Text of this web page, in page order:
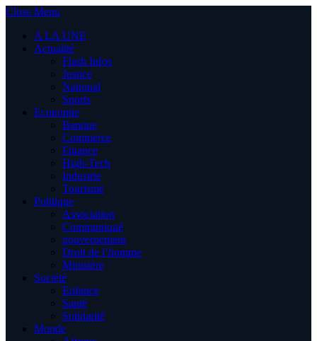
Close Menu
A LA UNE
Actualité
Flash Infos
Justice
National
Sports
Economie
Banque
Commerce
Finance
High-Tech
Industrie
Tourisme
Politique
Association
Communiqué
gouvernement
Droit de l’homme
Ministère
Société
Enfance
Santé
Solidarité
Monde